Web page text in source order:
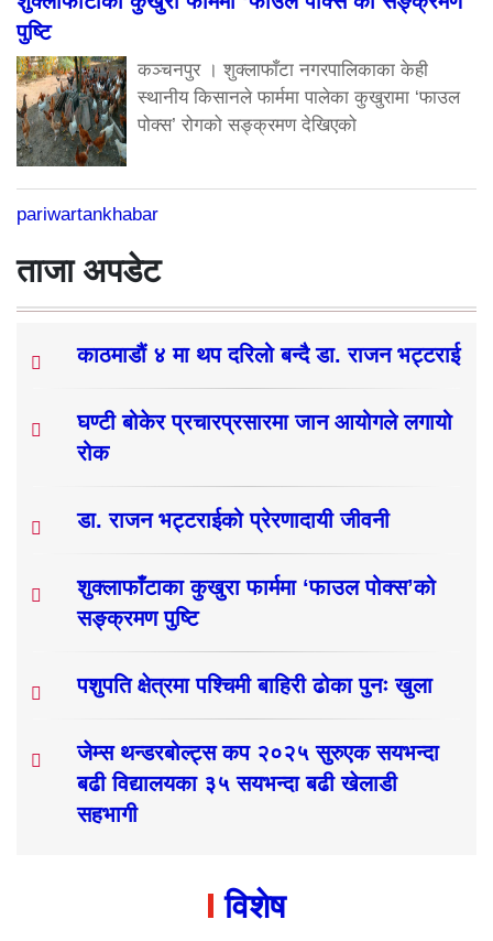
पुष्टि
कञ्चनपुर । शुक्लाफाँटा नगरपालिकाका केही
स्थानीय किसानले फार्ममा पालेका कुखुरामा ‘फाउल
पोक्स’ रोगको सङ्क्रमण देखिएको
pariwartankhabar
ताजा अपडेट
काठमाडौं ४ मा थप दरिलो बन्दै डा. राजन भट्टराई
घण्टी बोकेर प्रचारप्रसारमा जान आयोगले लगायो
रोक
डा. राजन भट्टराईको प्रेरणादायी जीवनी
शुक्लाफाँटाका कुखुरा फार्ममा ‘फाउल पोक्स’को
सङ्क्रमण पुष्टि
पशुपति क्षेत्रमा पश्चिमी बाहिरी ढोका पुनः खुला
जेम्स थन्डरबोल्ट्स कप २०२५ सुरुएक सयभन्दा
बढी विद्यालयका ३५ सयभन्दा बढी खेलाडी
सहभागी
विशेष